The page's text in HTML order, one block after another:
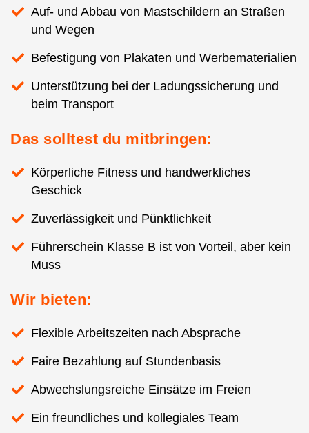
Auf- und Abbau von Mastschildern an Straßen
und Wegen
Befestigung von Plakaten und Werbematerialien
Unterstützung bei der Ladungssicherung und
beim Transport
Das solltest du mitbringen:
Körperliche Fitness und handwerkliches
Geschick
Zuverlässigkeit und Pünktlichkeit
Führerschein Klasse B ist von Vorteil, aber kein
Muss
Wir bieten:
Flexible Arbeitszeiten nach Absprache
Faire Bezahlung auf Stundenbasis
Abwechslungsreiche Einsätze im Freien
Ein freundliches und kollegiales Team